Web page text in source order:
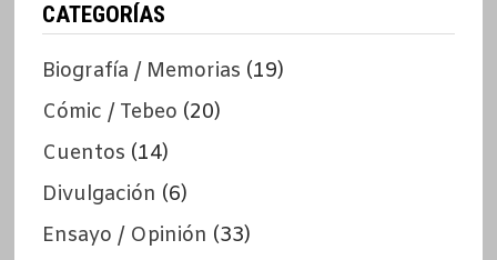
CATEGORÍAS
Biografía / Memorias (19)
Cómic / Tebeo (20)
Cuentos (14)
Divulgación (6)
Ensayo / Opinión (33)